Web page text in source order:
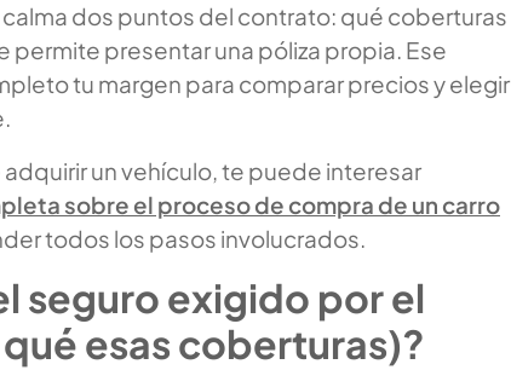
dos puntos del contrato: qué coberturas
permite presentar una póliza propia. Ese
tu margen para comparar precios y elegir
un vehículo, te puede interesar
sobre el proceso de compra de un carro
todos los pasos involucrados.
seguro exigido por el
esas coberturas)?